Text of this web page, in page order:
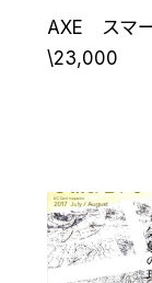
AXE ス
\23,000